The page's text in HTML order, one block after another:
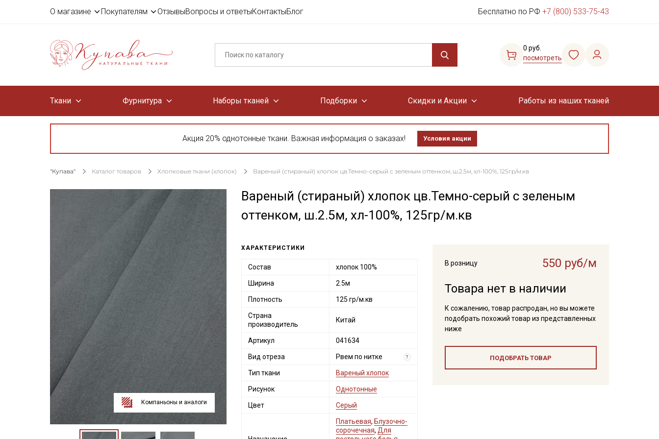
О магазине Покупателям ОтзывыВопросы и ответыКонтактыБлог Бесплатно по РФ +7 (800) 533-75-43
0 руб.
посмотреть
Ткани Фурнитура Наборы тканей Подборки Скидки и Акции Работы из наших тканей
Акция 20% однотонные ткани. Важная информация о заказах! Условия акции
"Купава" Каталог товаров Хлопковые ткани (хлопок) Вареный (стираный) хлопок цв.Темно-серый с зеленым оттенком, ш.2.5м, хл-100%, 125гр/м.кв
Компаньоны и аналоги
Вареный (стираный) хлопок цв.Темно-серый с зеленым
оттенком, ш.2.5м, хл-100%, 125гр/м.кв
В розницу
550 руб/м
Товара нет в наличии
К сожалению, товар распродан, но вы можете
подобрать похожий товар из представленных
ниже
ПОДОБРАТЬ ТОВАР
ХАРАКТЕРИСТИКИ
Состав хлопок 100%
Ширина 2.5м
Плотность 125 гр/м.кв
Страна
производитель
Китай
Артикул 041634
Вид отреза Рвем по нитке ?
Тип ткани Вареный хлопок
Рисунок Однотонные
Цвет Серый
Платьевая, Блузочно-
сорочечная, Для